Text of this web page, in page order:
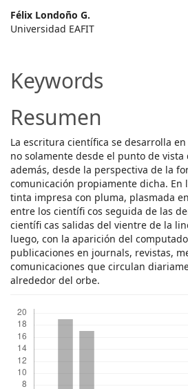
Main
Article
Félix Londoño G.
Universidad EAFIT
Keywords
Resumen
La escritura científica se desarrolla
no solamente desde el punto de vista
además, desde la perspectiva de la
comunicación propiamente dicha. En
tinta impresa con pluma, plasmada
entre los científi cos seguida de las
científi cas salidas del vientre de la
luego, con la aparición del
publicaciones en journals, revistas,
comunicaciones que circulan
alrededor del orbe.